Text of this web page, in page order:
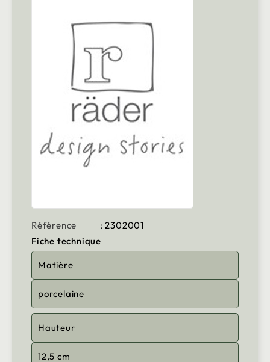
Référence
: 2302001
Fiche technique
Matière
porcelaine
Hauteur
12,5 cm